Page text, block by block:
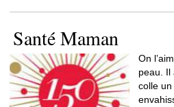
Santé Maman
On
peau. Il
colle un